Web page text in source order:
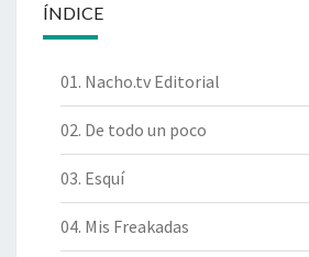
ÍNDICE
01. Nacho.tv Editorial
02. De todo un poco
03. Esquí
04. Mis Freakadas